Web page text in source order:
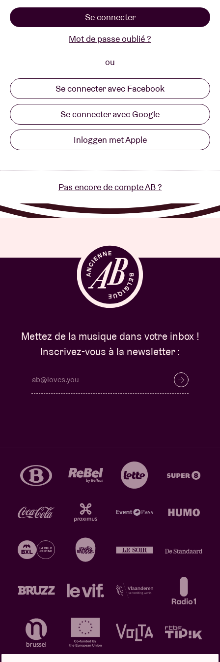
Location de salles
ABtv
Chèque-concert
À propos de l'AB
Se connecter
Mot de passe oublié ?
ou
Se connecter avec Facebook
Se connecter avec Google
Inloggen met Apple
Pas encore de compte AB ?
Mettez de la musique dans votre inbox !
Inscrivez-vous à la newsletter :